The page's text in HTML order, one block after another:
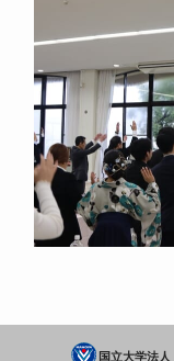
国立大学法人